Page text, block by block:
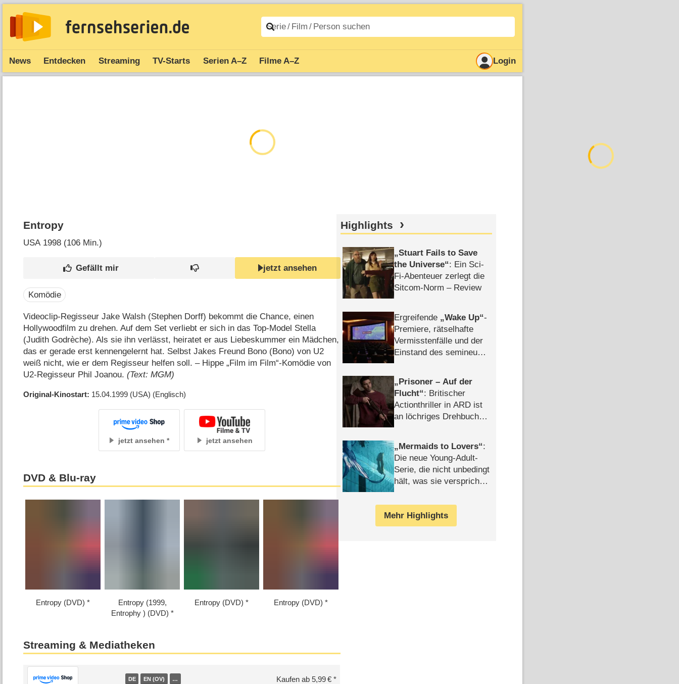
News Entdecken Streaming TV-Starts Serien A–Z Filme A–Z Login
Entropy
USA1998 (106 Min.)
jetzt ansehen
Komödie
Videoclip-Regisseur Jake Walsh (Stephen Dorff) bekommt die Chance, einen
Hollywoodfilm zu drehen. Auf dem Set verliebt er sich in das Top-Model Stella
(Judith Godrèche). Als sie ihn verlässt, heiratet er aus Liebeskummer ein Mädchen,
das er gerade erst kennengelernt hat. Selbst Jakes Freund Bono (Bono) von U2
weiß nicht, wie er dem Regisseur helfen soll. – Hippe „Film im Film“-Komödie von
U2-Regisseur Phil Joanou.(Text: MGM)
Original-Kinostart 15.04.1999 (USA) (Englisch)
jetzt ansehen jetzt ansehen
DVD & Blu-ray
Entropy (DVD)
Entropy (1999,
Entrophy ) (DVD)
Entropy (DVD) Entropy (DVD)
Streaming & Mediatheken
DE EN (OV) … Kaufen ab 5,99 €
Highlights
Stuart Fails to Save
the Universe : Ein Sci-
Fi-Abenteuer zerlegt die
Sitcom-Norm – Review
Ergreifende Wake Up -
Premiere, rätselhafte
Vermisstenfälle und der
Einstand des semineuen
Prisoner – Auf der
Flucht : Britischer
Actionthriller in ARD ist
an löchriges Drehbuch
Mermaids to Lovers :
Die neue Young-Adult-
Serie, die nicht unbedingt
hält, was sie verspricht –
Mehr Highlights